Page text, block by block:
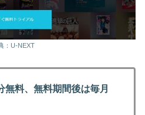
：U-NEXT
無料、無料期間後は毎月